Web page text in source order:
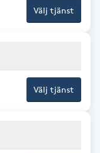
Välj tjänst
Välj tjänst